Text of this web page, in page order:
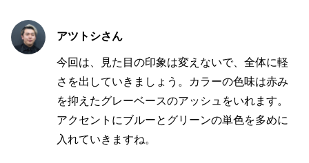
アツトシさん
今回は、見た目の印象は変えないで、全体に軽
さを出していきましょう。カラーの色味は赤み
を抑えたグレーベースのアッシュをいれます。
アクセントにブルーとグリーンの単色を多めに
入れていきますね。